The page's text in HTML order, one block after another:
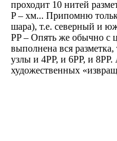
проходит 10 нитей
P – хм... Припомню
шара), т.е. северный и
PP – Опять же обычно с
выполнена вся
узлы и 4РР, и 6РР, и 8РР.
художественных